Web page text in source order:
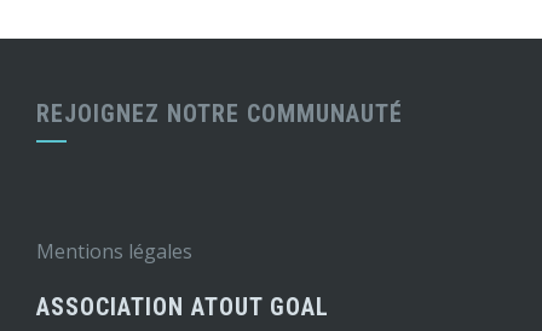
REJOIGNEZ NOTRE COMMUNAUTÉ
Mentions légales
ASSOCIATION ATOUT GOAL